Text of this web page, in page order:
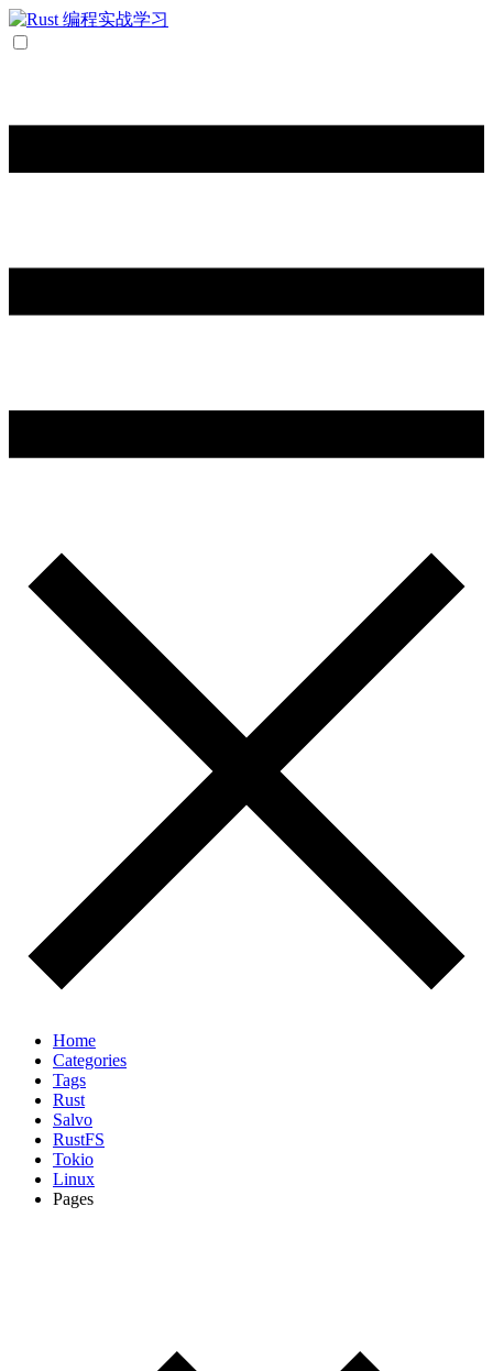
Home
Categories
Tags
Rust
Salvo
RustFS
Tokio
Linux
Pages